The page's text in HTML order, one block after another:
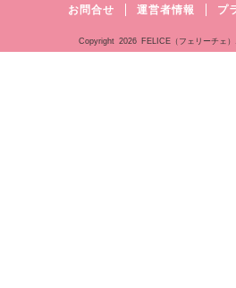
お問合せ 運営者情報 プ
Copyright 2026 FELICE（フェリーチェ